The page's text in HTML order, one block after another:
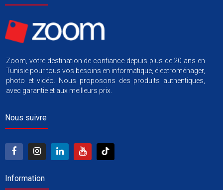
Zoom, votre destination de confiance depuis plus de 20 ans en
Tunisie pour tous vos besoins en informatique, électroménager,
photo et vidéo. Nous proposons des produits authentiques,
avec garantie et aux meilleurs prix.
Nous suivre
Information